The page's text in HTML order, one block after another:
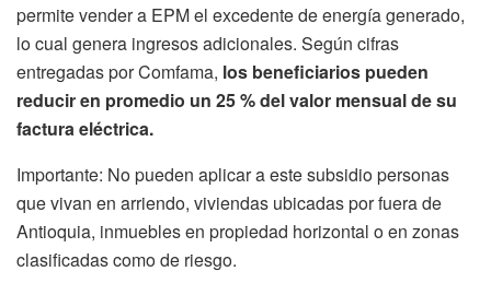
permite vender a EPM el excedente de energía generado,
lo cual genera ingresos adicionales. Según cifras
entregadas por Comfama, los beneficiarios pueden
reducir en promedio un 25 % del valor mensual de su
factura eléctrica.
Importante: No pueden aplicar a este subsidio personas
que vivan en arriendo, viviendas ubicadas por fuera de
Antioquia, inmuebles en propiedad horizontal o en zonas
clasificadas como de riesgo.